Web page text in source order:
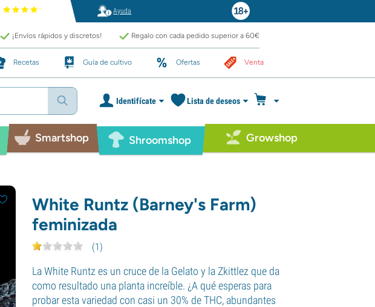
Ayuda
¡Envíos rápidos y discretos! Regalo con cada pedido superior a 60€
Recetas Guía de cultivo Ofertas Venta
Identifícate Lista de deseos
Smartshop Shroomshop Growshop
White Runtz (Barney's Farm)
feminizada
(1)
La White Runtz es un cruce de la Gelato y la Zkittlez que da
como resultado una planta increíble. ¿A qué esperas para
probar esta variedad con casi un 30% de THC, abundantes